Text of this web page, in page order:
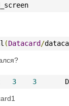
(Datacard/
3 3